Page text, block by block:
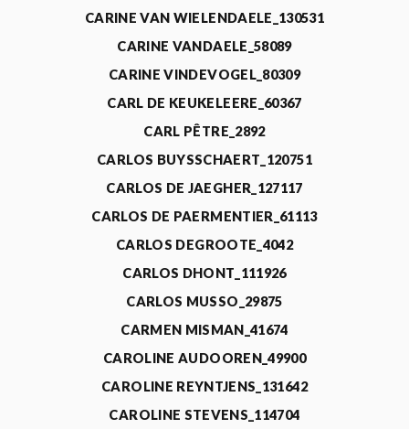
CARINE VAN WIELENDAELE_130531
CARINE VANDAELE_58089
CARINE VINDEVOGEL_80309
CARL DE KEUKELEERE_60367
CARL PÊTRE_2892
CARLOS BUYSSCHAERT_120751
CARLOS DE JAEGHER_127117
CARLOS DE PAERMENTIER_61113
CARLOS DEGROOTE_4042
CARLOS DHONT_111926
CARLOS MUSSO_29875
CARMEN MISMAN_41674
CAROLINE AUDOOREN_49900
CAROLINE REYNTJENS_131642
CAROLINE STEVENS_114704